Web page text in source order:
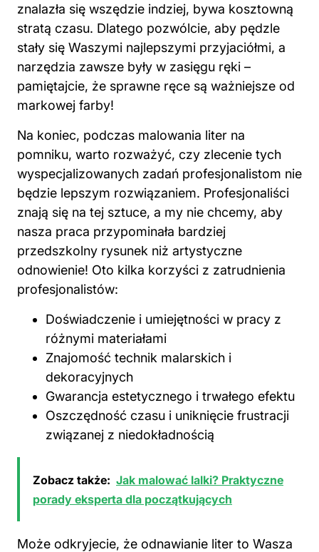
znalazła się wszędzie indziej, bywa kosztowną
stratą czasu. Dlatego pozwólcie, aby pędzle
stały się Waszymi najlepszymi przyjaciółmi, a
narzędzia zawsze były w zasięgu ręki –
pamiętajcie, że sprawne ręce są ważniejsze od
markowej farby!
Na koniec, podczas malowania liter na
pomniku, warto rozważyć, czy zlecenie tych
wyspecjalizowanych zadań profesjonalistom nie
będzie lepszym rozwiązaniem. Profesjonaliści
znają się na tej sztuce, a my nie chcemy, aby
nasza praca przypominała bardziej
przedszkolny rysunek niż artystyczne
odnowienie! Oto kilka korzyści z zatrudnienia
profesjonalistów:
Doświadczenie i umiejętności w pracy z
różnymi materiałami
Znajomość technik malarskich i
dekoracyjnych
Gwarancja estetycznego i trwałego efektu
Oszczędność czasu i uniknięcie frustracji
związanej z niedokładnością
Zobacz także: Jak malować lalki? Praktyczne
porady eksperta dla początkujących
Może odkryjecie, że odnawianie liter to Wasza